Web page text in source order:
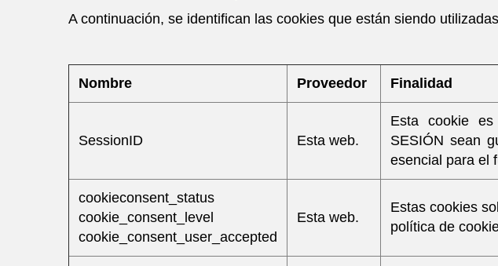
A continuación, se identifican las cookies que están siendo
Nombre Proveedor Finalidad
SessionID Esta web.
Esta cookie
SESIÓN sean
esencial para el
cookieconsent_status
cookie_consent_level
cookie_consent_user_accepted
Esta web.
Estas cookies
política de